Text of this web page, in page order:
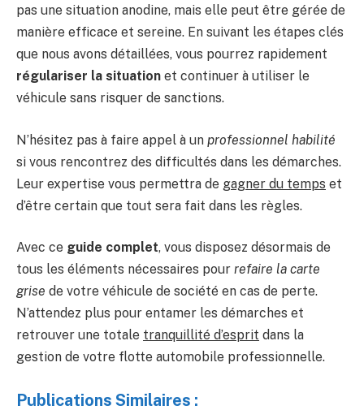
pas une situation anodine, mais elle peut être gérée de
manière efficace et sereine. En suivant les étapes clés
que nous avons détaillées, vous pourrez rapidement
régulariser la situation et continuer à utiliser le
véhicule sans risquer de sanctions.
N’hésitez pas à faire appel à un professionnel habilité
si vous rencontrez des difficultés dans les démarches.
Leur expertise vous permettra de gagner du temps et
d’être certain que tout sera fait dans les règles.
Avec ce guide complet, vous disposez désormais de
tous les éléments nécessaires pour refaire la carte
grise de votre véhicule de société en cas de perte.
N’attendez plus pour entamer les démarches et
retrouver une totale tranquillité d’esprit dans la
gestion de votre flotte automobile professionnelle.
Publications Similaires :